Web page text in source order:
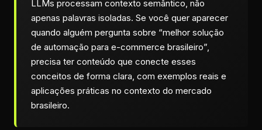
LLMs processam contexto semântico, não
apenas palavras isoladas. Se você quer aparecer
quando alguém pergunta sobre “melhor solução
de automação para e-commerce brasileiro”,
precisa ter conteúdo que conecte esses
conceitos de forma clara, com exemplos reais e
aplicações práticas no contexto do mercado
brasileiro.